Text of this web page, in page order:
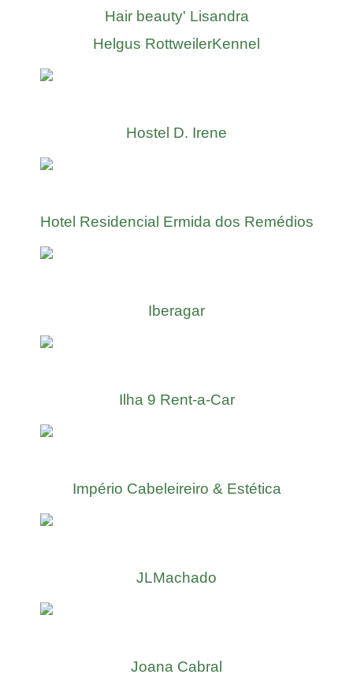
Hair beauty' Lisandra
Helgus RottweilerKennel
Hostel D. Irene
Hotel Residencial Ermida dos Remédios
Iberagar
Ilha 9 Rent-a-Car
Império Cabeleireiro & Estética
JLMachado
Joana Cabral